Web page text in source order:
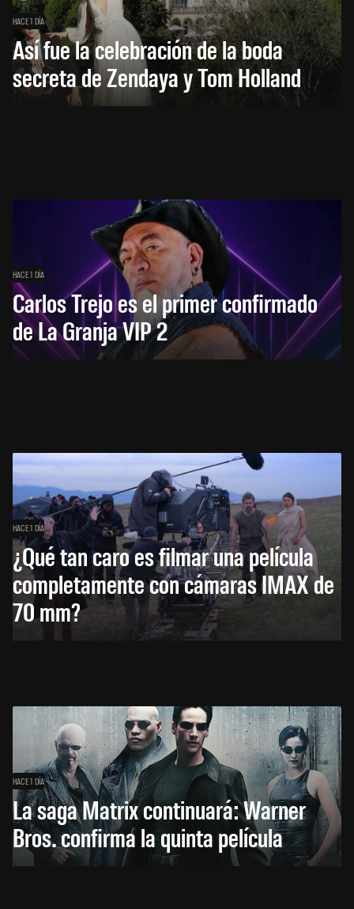
HACE 1 DÍA
Así fue la celebración de la boda
secreta de Zendaya y Tom Holland
HACE 1 DÍA
Carlos Trejo es el primer confirmado
de La Granja VIP 2
HACE 1 DÍA
¿Qué tan caro es filmar una película
completamente con cámaras IMAX de
70 mm?
HACE 1 DÍA
La saga Matrix continuará: Warner
Bros. confirma la quinta película